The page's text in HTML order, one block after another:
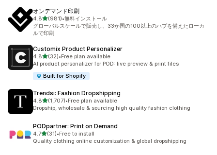
オンデマンド印刷
4.85つ星中
(981)
合計レビュー数：981件
•無料インストール
グローバルスケールで販売し、33か国の100以上のハブを備えたローカ
ルで印刷
Customix Product Personalizer
4.85つ星中
(32)
合計レビュー数：32件
•Free plan available
AI product personalizer for POD: live preview & print files
Built for Shopify
Trendsi: Fashion Dropshipping
4.85つ星中
(1,707)
合計レビュー数：1707件
•Free plan available
Dropship, wholesale & sourcing high quality fashion clothing
PODpartner: Print on Demand
4.75つ星中
(31)
合計レビュー数：31件
•Free to install
Quality clothing online customization & global dropshipping